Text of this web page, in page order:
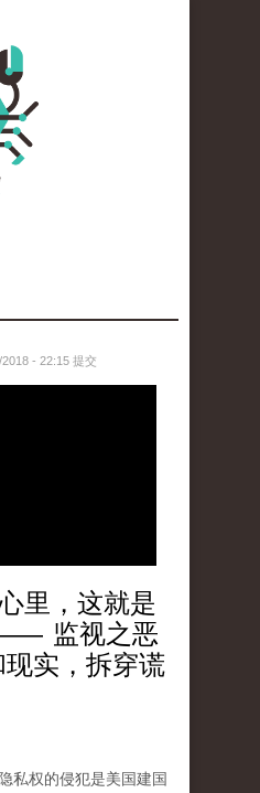
- 22:15 提交
里，这就是
监视之恶
现实，拆穿谎
私权的侵犯是美国建国